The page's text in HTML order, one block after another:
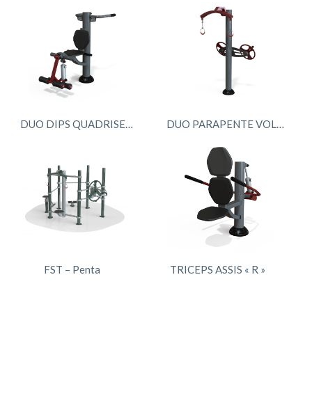
DUO DIPS QUADRISEAT « R » DUO PARAPENTE VOLANTS PMR
FST – Penta TRICEPS ASSIS « R »